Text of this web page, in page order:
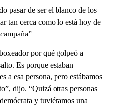
pasar de ser el blanco de los
tan cerca como lo está hoy de
por qué golpeó a
Es porque estaban
a esa persona, pero estábamos
dijo. “Quizá otras personas
y tuviéramos una